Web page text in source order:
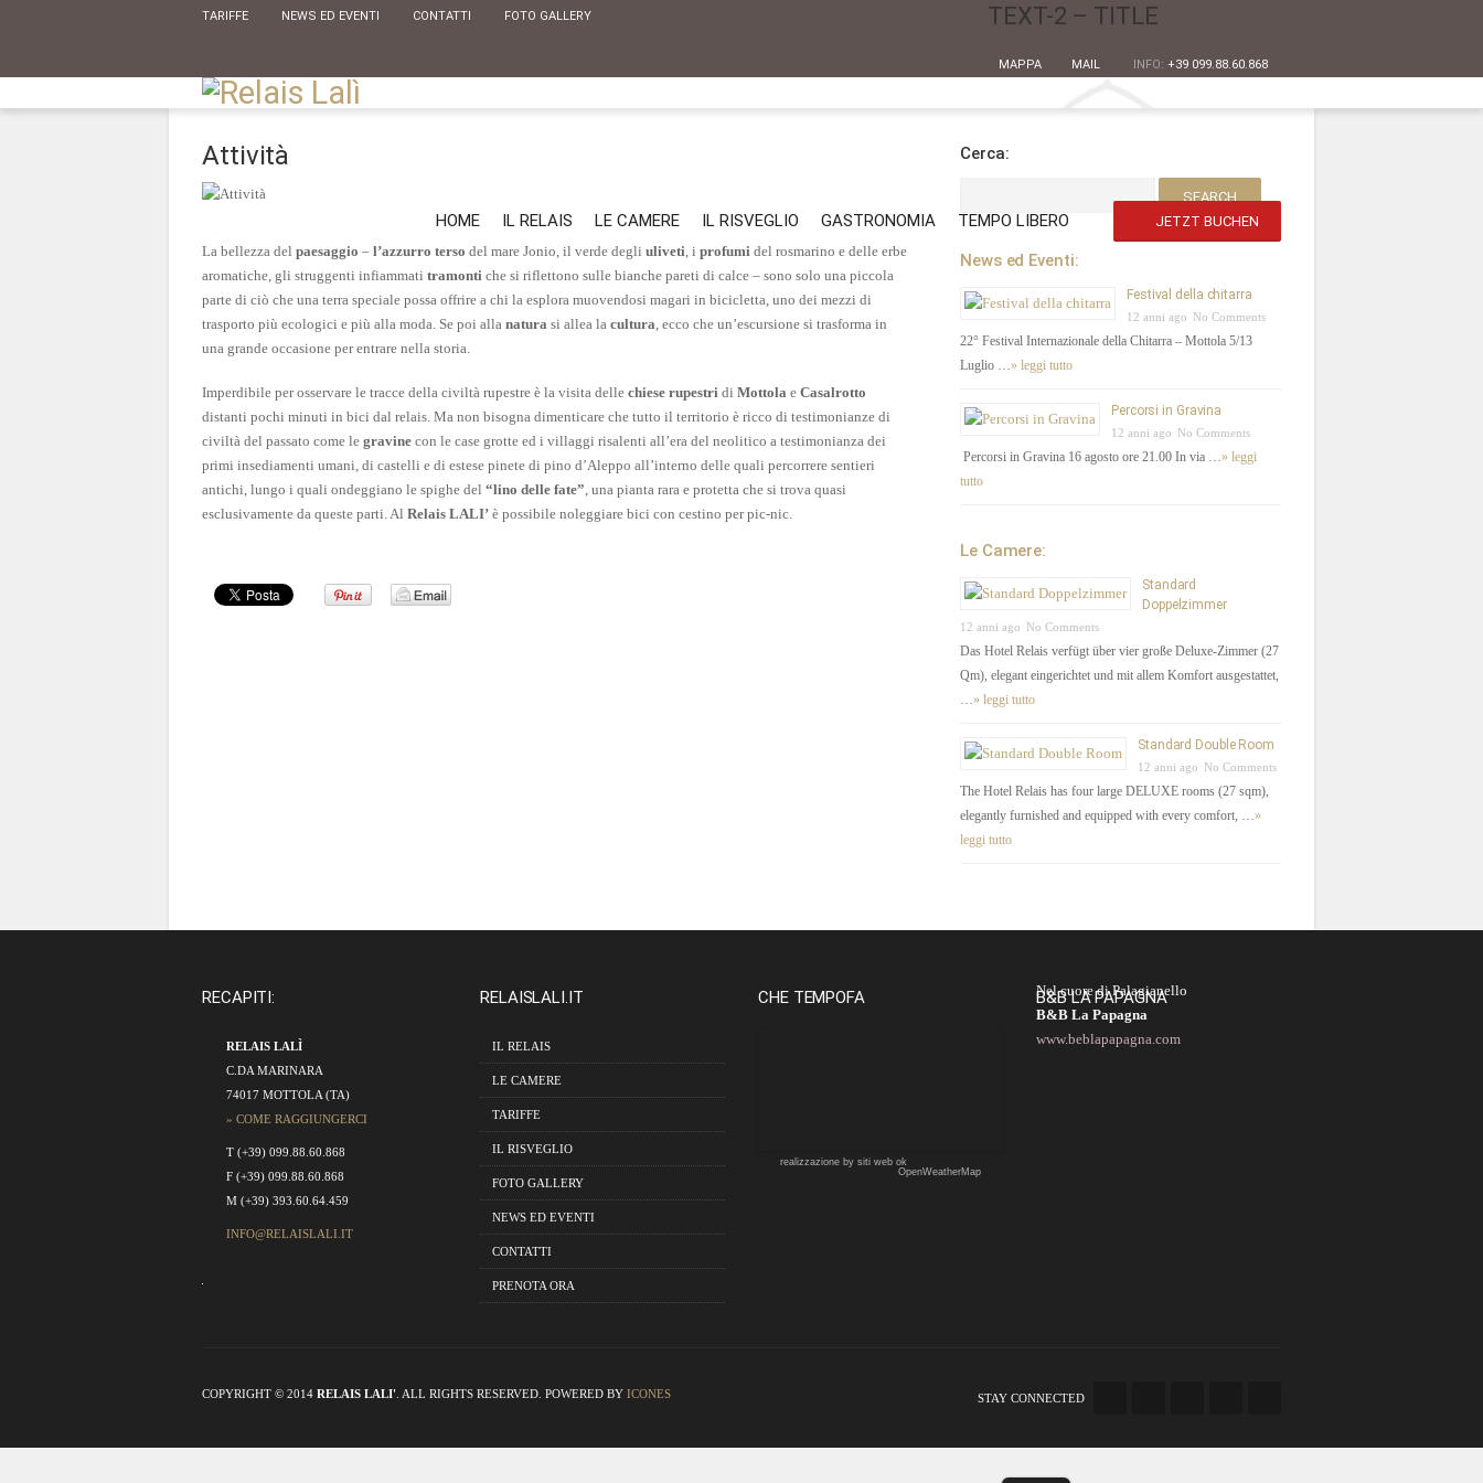
TARIFFE NEWS ED EVENTI CONTATTI FOTO GALLERY TEXT-2 – TITLE
MAPPA MAIL INFO: +39 099.88.60.868
JETZT BUCHEN
HOME IL RELAIS LE CAMERE IL RISVEGLIO GASTRONOMIA TEMPO LIBERO
Attività
La bellezza del paesaggio – l’azzurro terso del mare Jonio, il verde degli uliveti, i profumi del rosmarino e delle erbe
aromatiche, gli struggenti infiammati tramonti che si riflettono sulle bianche pareti di calce – sono solo una piccola
parte di ciò che una terra speciale possa offrire a chi la esplora muovendosi magari in bicicletta, uno dei mezzi di
trasporto più ecologici e più alla moda. Se poi alla natura si allea la cultura, ecco che un’escursione si trasforma in
una grande occasione per entrare nella storia.
Imperdibile per osservare le tracce della civiltà rupestre è la visita delle chiese rupestri di Mottola e Casalrotto
distanti pochi minuti in bici dal relais. Ma non bisogna dimenticare che tutto il territorio è ricco di testimonianze di
civiltà del passato come le gravine con le case grotte ed i villaggi risalenti all’era del neolitico a testimonianza dei
primi insediamenti umani, di castelli e di estese pinete di pino d’Aleppo all’interno delle quali percorrere sentieri
antichi, lungo i quali ondeggiano le spighe del “lino delle fate”, una pianta rara e protetta che si trova quasi
esclusivamente da queste parti. Al Relais LALI’ è possibile noleggiare bici con cestino per pic-nic.
Cerca:
News ed Eventi:
Festival della chitarra
12 anni ago No Comments
22° Festival Internazionale della Chitarra – Mottola 5/13
Luglio …» leggi tutto
Percorsi in Gravina
12 anni ago No Comments
Percorsi in Gravina 16 agosto ore 21.00 In via …» leggi
tutto
Le Camere:
Standard
Doppelzimmer
12 anni ago No Comments
Das Hotel Relais verfügt über vier große Deluxe-Zimmer (27
Qm), elegant eingerichtet und mit allem Komfort ausgestattet,
…» leggi tutto
Standard Double Room
12 anni ago No Comments
The Hotel Relais has four large DELUXE rooms (27 sqm),
elegantly furnished and equipped with every comfort, …»
leggi tutto
RECAPITI:
RELAIS LALÌ
C.DA MARINARA
74017 MOTTOLA (TA)
» COME RAGGIUNGERCI
T (+39) 099.88.60.868
F (+39) 099.88.60.868
M (+39) 393.60.64.459
INFO@RELAISLALI.IT
RELAISLALI.IT
IL RELAIS
LE CAMERE
TARIFFE
IL RISVEGLIO
FOTO GALLERY
NEWS ED EVENTI
CONTATTI
PRENOTA ORA
CHE TEMPOFA
realizzazione by siti web ok
OpenWeatherMap
B&B LA PAPAGNA
Nel cuore di Palagianello
B&B La Papagna
www.beblapapagna.com
COPYRIGHT © 2014 RELAIS LALI' . ALL RIGHTS RESERVED. POWERED BY ICONES STAY CONNECTED